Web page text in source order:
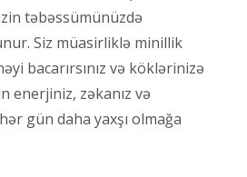
təbəssümünüzdə
Siz müasirliklə minillik
bacarırsınız və köklərinizə
enerjiniz, zəkanız və
gün daha yaxşı olmağa